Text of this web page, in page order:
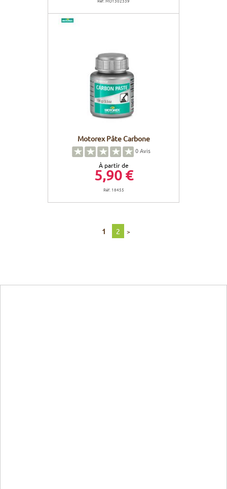
Motorex Pâte Carbone
0Avis
À partir de
5,90 €
Réf. 18455
1 2 >